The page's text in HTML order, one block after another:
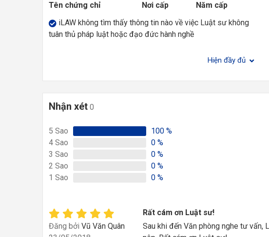
Tên chứng chỉ Nơi cấp
Năm cấp
iLAW không tìm thấy thông tin nào về việc Luật sư không
tuân thủ pháp luật hoặc đạo đức hành nghề
Hiện đầy đủ
Nhận xét 0
5 Sao 100 %
4 Sao 0 %
3 Sao 0 %
2 Sao 0 %
1 Sao 0 %
Rất cám ơn Luật sư!
Đăng bởi Vũ Văn Quân
Sau khi đến Văn phòng nghe tư